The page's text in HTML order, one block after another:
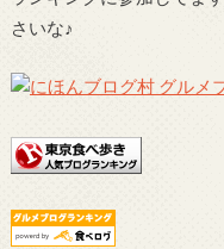
さいな♪